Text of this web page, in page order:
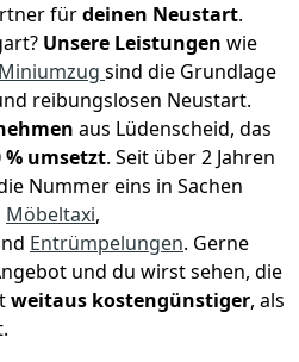
fürdeinen Neustart.
Unsere Leistungen wie
Miniumzug sind die Grundlage
reibungslosen Neustart.
aus Lüdenscheid, das
% umsetzt. Seit über 2 Jahren
Nummer eins in Sachen
Möbeltaxi,
Entrümpelungen. Gerne
und du wirst sehen, die
weitaus kostengünstiger, als